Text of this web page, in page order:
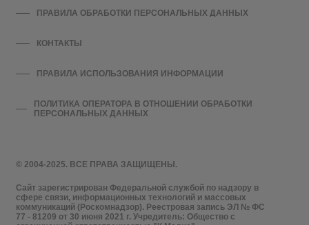
© 2004-2025. ВСЕ ПРАВА ЗАЩИЩЕНЫ.
Сайт зарегистрирован Федеральной службой по надзору в
сфере связи, информационных технологий и массовых
коммуникаций (Роскомнадзор). Реестровая запись ЭЛ № ФС
77 - 81209 от 30 июня 2021 г. Учредитель: Общество с
ПРАВИЛА ОБРАБОТКИ ПЕРСОНАЛЬНЫХ ДАННЫХ
КОНТАКТЫ
ПРАВИЛА ИСПОЛЬЗОВАНИЯ ИНФОРМАЦИИ
ПОЛИТИКА ОПЕРАТОРА В ОТНОШЕНИИ ОБРАБОТКИ
ПЕРСОНАЛЬНЫХ ДАННЫХ